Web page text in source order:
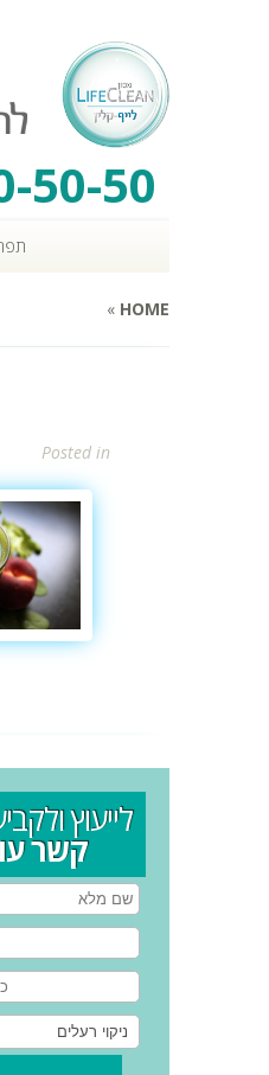
50-50
HOME
»
Posted in
לייעוץ
קשר